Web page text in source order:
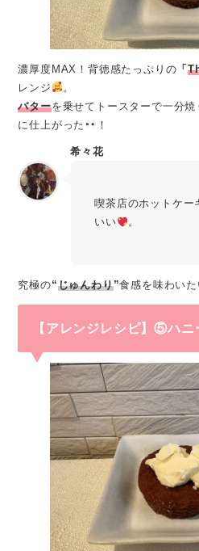
濃厚度MAX！背徳感たっぷりの 「
レンジ
。
バターを乗せてトースターで一分
に仕上がった
！
希々花
喫茶店のホットケー
いい
。
究極の“じゅんわり”食感を味わい
【アレンジレシピ】⑤ハ